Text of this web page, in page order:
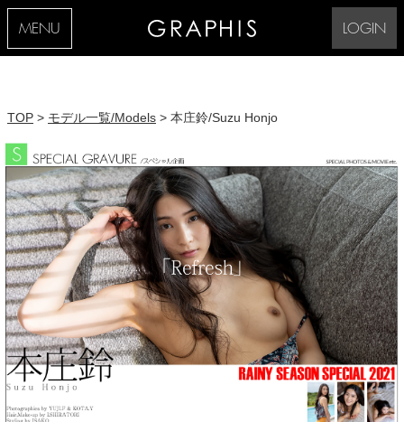
MENU LOGIN
TOP > モデル一覧/Models > 本庄鈴/Suzu Honjo